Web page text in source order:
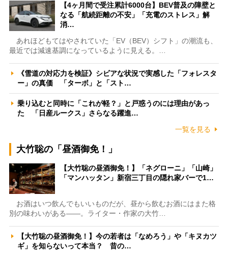
【4ヶ月間で受注累計6000台】BEV普及の障壁と
なる「航続距離の不安」「充電のストレス」解
消…
あれほどもてはやされていた「EV（BEV）シフト」の潮流も、
最近では減速基調になっているように見える。…
《雪道の対応力を検証》シビアな状況で実感した「フォレスタ
ー」の真価 「ターボ」と「スト…
乗り込むと同時に「これが軽？」と戸惑うのには理由があっ
た 「日産ルークス」さらなる躍進…
一覧を見る
大竹聡の「昼酒御免！」
【大竹聡の昼酒御免！】「ネグローニ」「山崎」
「マンハッタン」新宿三丁目の隠れ家バーで1…
お酒はいつ飲んでもいいものだが、昼から飲むお酒にはまた格
別の味わいがある――。ライター・作家の大竹…
【大竹聡の昼酒御免！】今の若者は「なめろう」や「キヌカツ
ギ」を知らないって本当？ 昔の…